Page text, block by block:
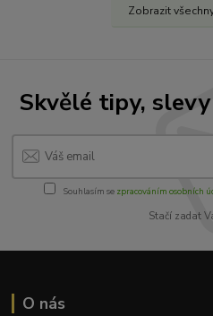
Zobrazit
Skvělé tipy,
Souhlasím se zpracováním osobních
Stačí zadat
O nás